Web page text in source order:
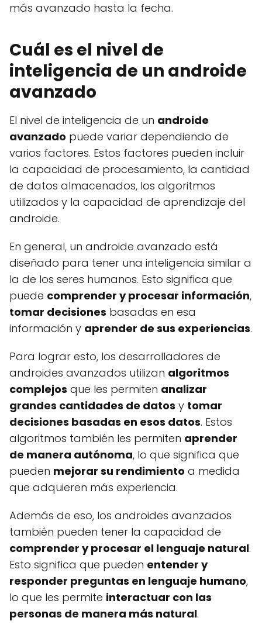
más avanzado hasta la fecha.
Cuál es el nivel de
inteligencia de un androide
avanzado
El nivel de inteligencia de un androide
avanzado puede variar dependiendo de
varios factores. Estos factores pueden incluir
la capacidad de procesamiento, la cantidad
de datos almacenados, los algoritmos
utilizados y la capacidad de aprendizaje del
androide.
En general, un androide avanzado está
diseñado para tener una inteligencia similar a
la de los seres humanos. Esto significa que
puede comprender y procesar información,
tomar decisiones basadas en esa
información y aprender de sus experiencias.
Para lograr esto, los desarrolladores de
androides avanzados utilizan algoritmos
complejos que les permiten analizar
grandes cantidades de datos y tomar
decisiones basadas en esos datos. Estos
algoritmos también les permiten aprender
de manera autónoma, lo que significa que
pueden mejorar su rendimiento a medida
que adquieren más experiencia.
Además de eso, los androides avanzados
también pueden tener la capacidad de
comprender y procesar el lenguaje natural.
Esto significa que pueden entender y
responder preguntas en lenguaje humano,
lo que les permite interactuar con las
personas de manera más natural.